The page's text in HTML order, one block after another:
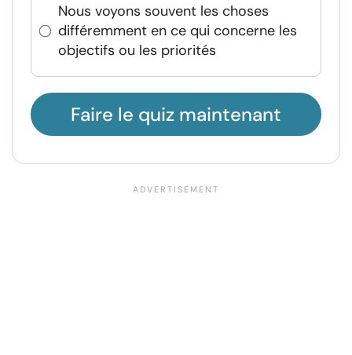
Nous voyons souvent les choses
différemment en ce qui concerne les
objectifs ou les priorités
Faire le quiz maintenant